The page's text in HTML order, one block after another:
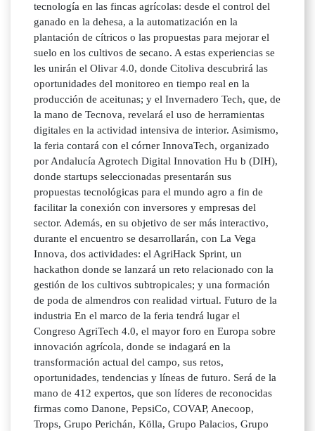
tecnología en las fincas agrícolas: desde el control del
ganado en la dehesa, a la automatización en la
plantación de cítricos o las propuestas para mejorar el
suelo en los cultivos de secano. A estas experiencias se
les unirán el Olivar 4.0, donde Citoliva descubrirá las
oportunidades del monitoreo en tiempo real en la
producción de aceitunas; y el Invernadero Tech, que, de
la mano de Tecnova, revelará el uso de herramientas
digitales en la actividad intensiva de interior. Asimismo,
la feria contará con el córner InnovaTech, organizado
por Andalucía Agrotech Digital Innovation Hu b (DIH),
donde startups seleccionadas presentarán sus
propuestas tecnológicas para el mundo agro a fin de
facilitar la conexión con inversores y empresas del
sector. Además, en su objetivo de ser más interactivo,
durante el encuentro se desarrollarán, con La Vega
Innova, dos actividades: el AgriHack Sprint, un
hackathon donde se lanzará un reto relacionado con la
gestión de los cultivos subtropicales; y una formación
de poda de almendros con realidad virtual. Futuro de la
industria En el marco de la feria tendrá lugar el
Congreso AgriTech 4.0, el mayor foro en Europa sobre
innovación agrícola, donde se indagará en la
transformación actual del campo, sus retos,
oportunidades, tendencias y líneas de futuro. Será de la
mano de 412 expertos, que son líderes de reconocidas
firmas como Danone, PepsiCo, COVAP, Anecoop,
Trops, Grupo Perichán, Kölla, Grupo Palacios, Grupo